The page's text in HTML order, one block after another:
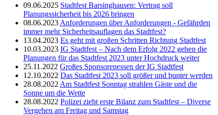
09.06.2025 Stadtfest Barsinghausen: Vertrag soll
Planungssicherheit bis 2026 bringen
08.06.2023 Anforderungen über Anforderungen - Gefährden
immer mehr Sicherheitsauflagen das Stadtfest?
13.04.2023 Es geht mit großen Schritten Richtung Stadtfest
10.03.2023 IG Stadtfest – Nach dem Erfolg 2022 gehen die
Planungen für das Stadtfest 2023 unter Hochdruck weiter
25.11.2022 Großes Sponsorenessen der IG Stadtfest
12.10.2022 Das Stadtfest 2023 soll größer und bunter werden
28.08.2022 Am Stadtfest Sonntag strahlen Gäste und die
Sonne um die Wette
28.08.2022 Polizei zieht erste Bilanz zum Stadtfest – Diverse
Vergehen am Freitag und Samstag